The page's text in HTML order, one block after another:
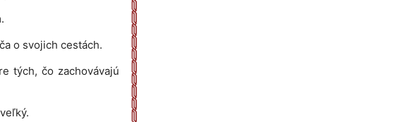
o svojich cestách.
tých, čo zachovávajú